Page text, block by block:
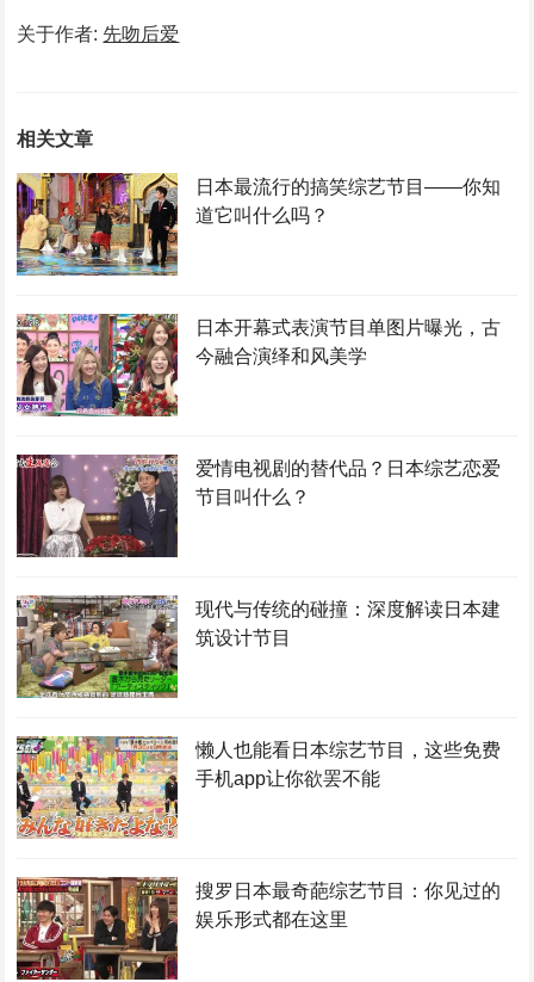
关于作者: 先吻后爱
相关文章
日本最流行的搞笑综艺节目——你知
道它叫什么吗？
日本开幕式表演节目单图片曝光，古
今融合演绎和风美学
爱情电视剧的替代品？日本综艺恋爱
节目叫什么？
现代与传统的碰撞：深度解读日本建
筑设计节目
懒人也能看日本综艺节目，这些免费
手机app让你欲罢不能
搜罗日本最奇葩综艺节目：你见过的
娱乐形式都在这里